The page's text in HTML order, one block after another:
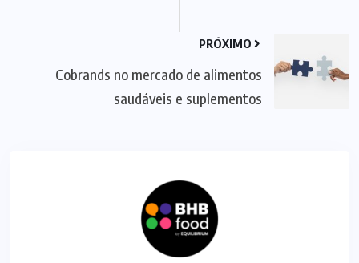
PRÓXIMO
Cobrands no mercado de alimentos
saudáveis e suplementos